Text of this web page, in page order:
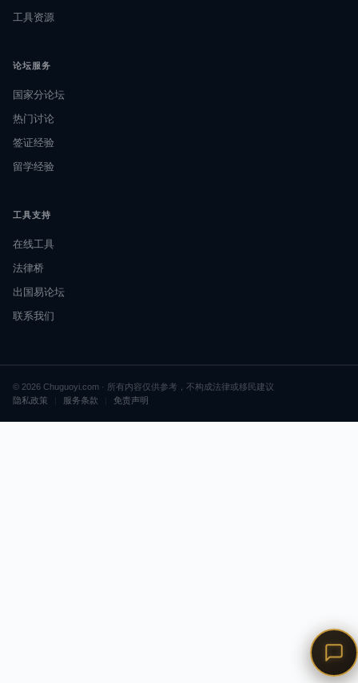
工具资源
论坛服务
国家分论坛
热门讨论
签证经验
留学经验
工具支持
在线工具
法律桥
出国易论坛
联系我们
© 2026 Chuguoyi.com · 所有内容仅供参考，不构成法律或移民建议
隐私政策
服务条款 免责声明